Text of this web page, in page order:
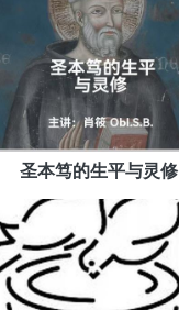
圣本笃的生平与灵修